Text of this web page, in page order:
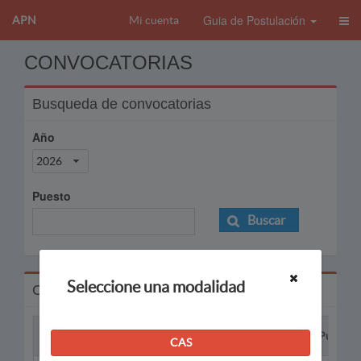
APN Mi cuenta Guia de Postulación
CONVOCATORIAS
Busqueda de convocatorias
Año
2026
Puesto
Buscar
Convocatorias
Puesto
Seleccione una modalidad
CAS